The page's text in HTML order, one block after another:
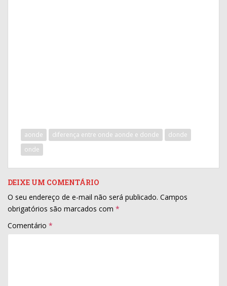
aonde diferença entre onde aonde e donde
donde
onde
DEIXE UM COMENTÁRIO
O seu endereço de e-mail não será publicado. Campos
obrigatórios são marcados com *
Comentário *